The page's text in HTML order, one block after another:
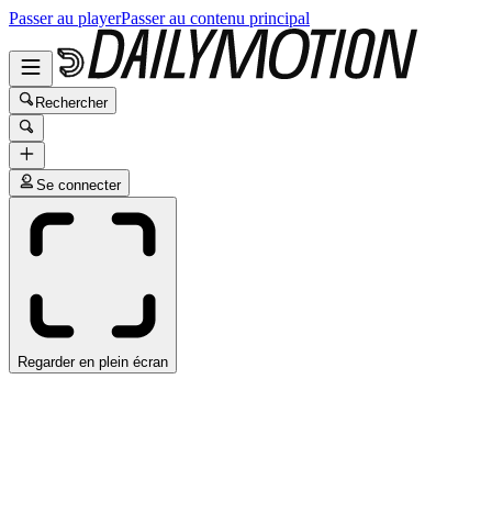
Passer au playerPasser au contenu principal
Rechercher
Se connecter
Regarder en plein écran